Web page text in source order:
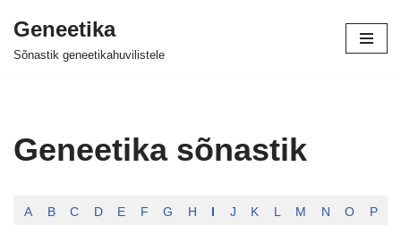
Skip
Geneetika
Sõnastik geneetikahuvilistele
Geneetika sõnastik
A B C D E F G H J K L M N O P